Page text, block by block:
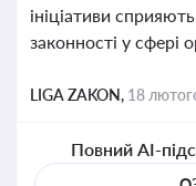
ініціативи
законності у сфері
LIGA ZAKON, 18
Повний AI-